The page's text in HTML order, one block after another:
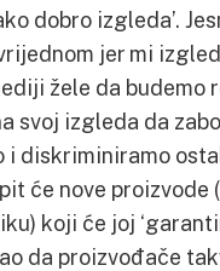
dobro izgleda’.
jer mi
žele da
svoj izgleda da
diskriminiramo
će nove proizvode
koji će joj
da proizvođače